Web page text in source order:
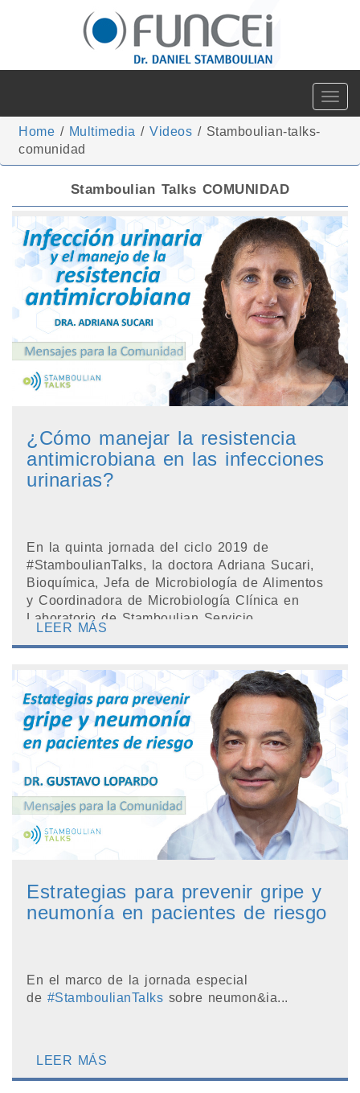
Toggle
Home / Multimedia / Videos / Stamboulian-talks-
comunidad
Stamboulian Talks COMUNIDAD
¿Cómo manejar la resistencia
antimicrobiana en las infecciones
urinarias?
En la quinta jornada del ciclo 2019 de
#StamboulianTalks, la doctora Adriana Sucari,
Bioquímica, Jefa de Microbiología de Alimentos
y Coordinadora de Microbiología Clínica en
Laboratorio de Stamboulian Servicio...
LEER MÁS
Estrategias para prevenir gripe y
neumonía en pacientes de riesgo
En el marco de la jornada especial
de #StamboulianTalks sobre neumon&ia...
LEER MÁS